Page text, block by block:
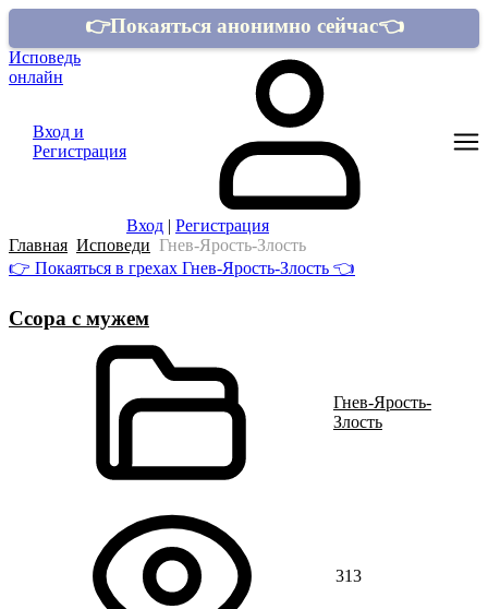
👉Покаяться анонимно сейчас👈
Исповедь
онлайн
Вход и
Регистрация
Вход | Регистрация
Главная Исповеди Гнев-Ярость-Злость
👉 Покаяться в грехах Гнев-Ярость-Злость 👈
Ссора с мужем
Гнев-Ярость-
Злость
313